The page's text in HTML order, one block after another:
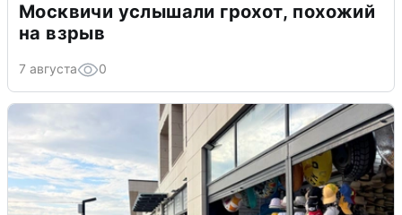
Москвичи услышали грохот, похожий
на взрыв
7 августа 0